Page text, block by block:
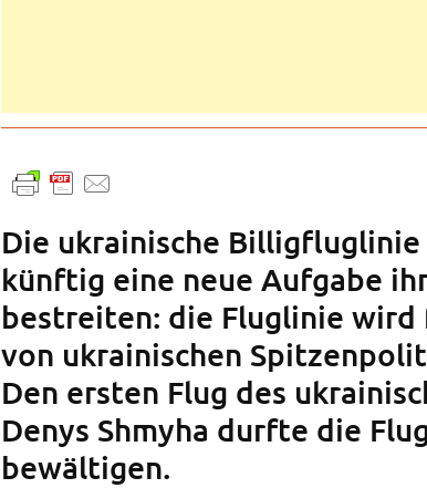
Die ukrainische
künftig eine neue Aufgabe
bestreiten: die Fluglinie wird
von ukrainischen
Den ersten Flug des
Denys Shmyha durfte die
bewältigen.